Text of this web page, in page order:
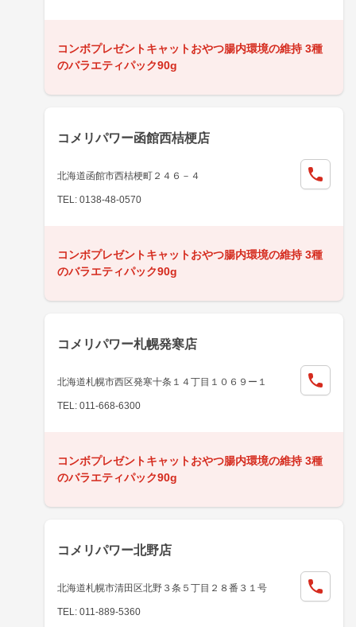
コンボプレゼントキャットおやつ腸内環境の維持 3種
のバラエティパック90g
コメリパワー函館西桔梗店
北海道函館市西桔梗町２４６－４
TEL: 0138-48-0570
コンボプレゼントキャットおやつ腸内環境の維持 3種
のバラエティパック90g
コメリパワー札幌発寒店
北海道札幌市西区発寒十条１４丁目１０６９ー１
TEL: 011-668-6300
コンボプレゼントキャットおやつ腸内環境の維持 3種
のバラエティパック90g
コメリパワー北野店
北海道札幌市清田区北野３条５丁目２８番３１号
TEL: 011-889-5360